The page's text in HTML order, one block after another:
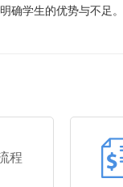
确学生的优势与不足。
程